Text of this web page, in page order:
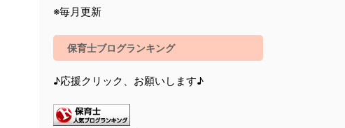
※毎月更新
保育士ブログランキング
♪応援クリック、お願いします♪